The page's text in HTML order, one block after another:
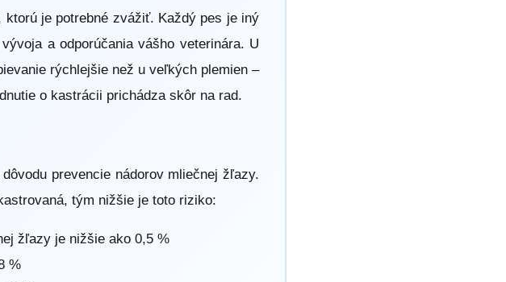
je potrebné zvážiť. Každý pes je iný
a odporúčania vášho veterinára. U
rýchlejšie než u veľkých plemien –
o kastrácii prichádza skôr na rad.
prevencie nádorov mliečnej žľazy.
tým nižšie je toto riziko:
žľazy je nižšie ako 0,5 %
%